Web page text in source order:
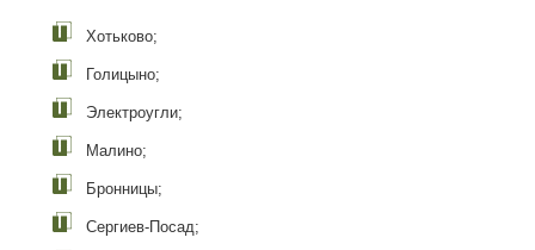
Хотьково;
Голицыно;
Электроугли;
Малино;
Бронницы;
Сергиев-Посад;